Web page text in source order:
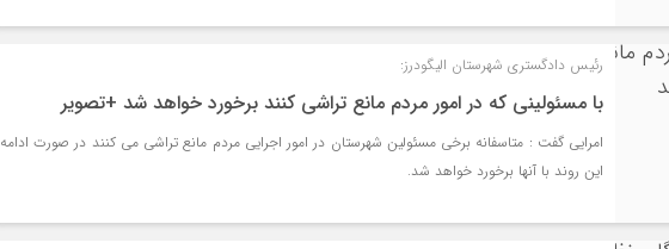
رئیس دادگستری شهرستان الیگودرز:
با مسئولینی که در امور مردم مانع تراشی کنند برخورد خواهد شد +تصویر
امرایی گفت : متاسفانه برخی مسئولین شهرستان در امور اجرایی مردم مانع تراشی می کنند در صورت ادامه
این روند با آنها برخورد خواهد شد.